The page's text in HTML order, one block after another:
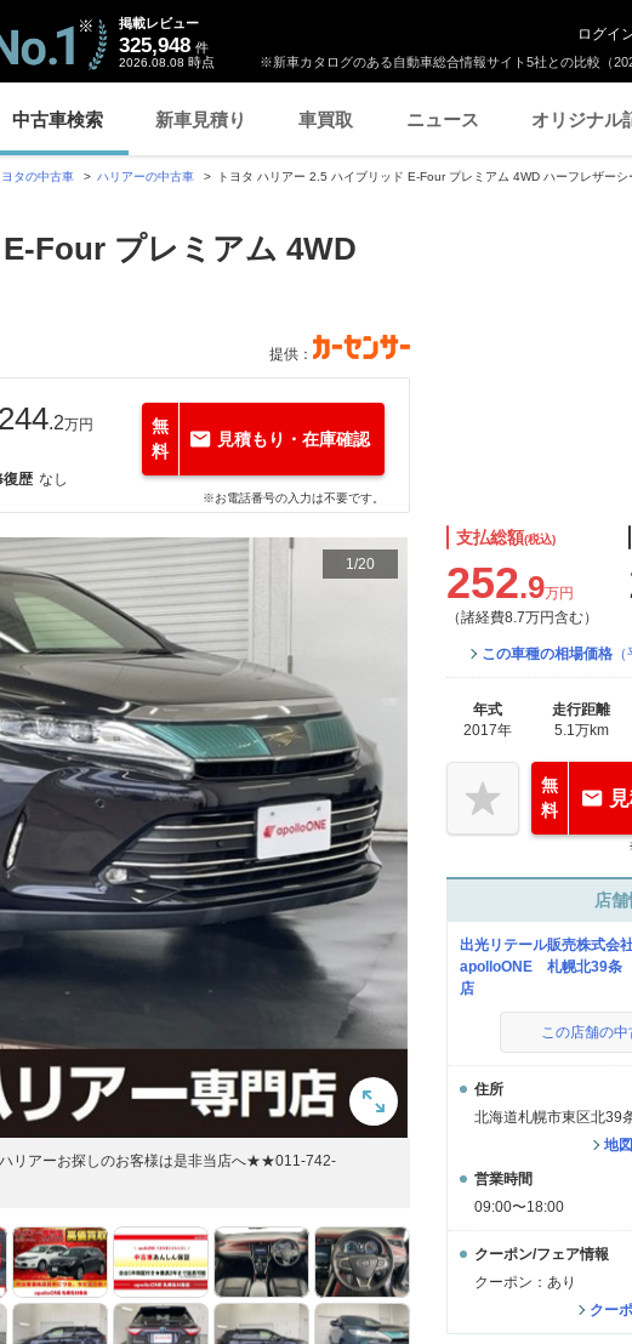
※新車カタログのある自動車総合情報サイト5社との比較（
掲載レビュー
325,948 件
2026.08.08 時点
ログイ
中古車検索 新車見積り 車買取 ニュース オリジナル
ヨタの中古車 ハリアーの中古車 トヨタ ハリアー 2.5 ハイブリッド E-Four プレミアム 4WD ハーフレザーシ
Four プレミアム 4WD
提供：
244.2万円
復歴 なし
無
料
見積もり・在庫確認
※お電話番号の入力は不要です。
1/20
リアーお探しのお客様は是非当店へ★★011-742-
支払総額(税込)
252.9万円
（諸経費8.7万円含む）
この車種の相場価格
年式
2017年
走行距離
5.1万km
無
料
店
出光リテール販売株式会
apolloONE 札幌北39
店
この店舗の
住所
北海道札幌市東区北39
地
営業時間
09:00〜18:00
クーポン/フェア情報
クーポン：あり
クー